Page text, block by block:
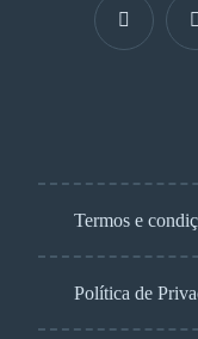
Termos e
Política de